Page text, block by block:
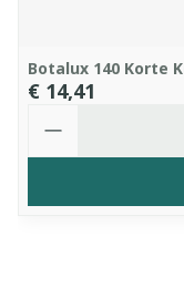
Botalux 140 Korte
€ 14,41